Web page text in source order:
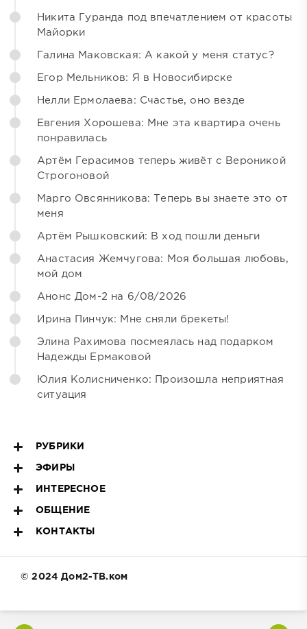
Никита Гуранда под впечатлением от красоты
Майорки
Галина Маковская: А какой у меня статус?
Егор Мельников: Я в Новосибирске
Нелли Ермолаева: Счастье, оно везде
Евгения Хорошева: Мне эта квартира очень
понравилась
Артём Герасимов теперь живёт с Вероникой
Строгоновой
Марго Овсянникова: Теперь вы знаете это от
меня
Артём Рышковский: В ход пошли деньги
Анастасия Жемчугова: Моя большая любовь,
мой дом
Анонс Дом-2 на 6/08/2026
Ирина Пинчук: Мне сняли брекеты!
Элина Рахимова посмеялась над подарком
Надежды Ермаковой
Юлия Колисниченко: Произошла неприятная
ситуация
РУБРИКИ
ЭФИРЫ
ИНТЕРЕСНОЕ
ОБЩЕНИЕ
КОНТАКТЫ
© 2024 Дом2-ТВ.ком